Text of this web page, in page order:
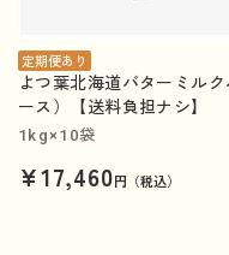
定期便あり
よつ葉北海道バターミル
ース）【送料負担ナシ】
1kg×10袋
¥17,460円（税込）